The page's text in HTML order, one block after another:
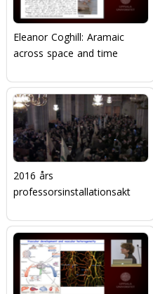
Eleanor Coghill: Aramaic
across space and time
2016 års
professorsinstallationsakt